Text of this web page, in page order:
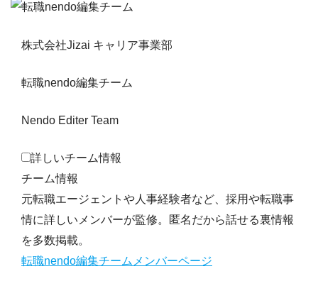
株式会社Jizai キャリア事業部
転職nendo編集チーム
Nendo Editer Team
詳しいチーム情報
チーム情報
元転職エージェントや人事経験者など、採用や転職事
情に詳しいメンバーが監修。匿名だから話せる裏情報
を多数掲載。
転職nendo編集チームメンバーページ